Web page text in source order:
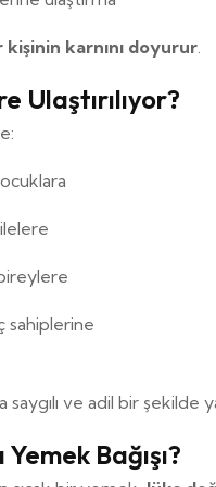
karnını doyurur.
Ulaştırılıyor?
sahiplerine
ve adil bir şekilde
Bağışı?